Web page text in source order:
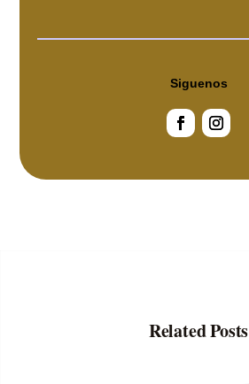
Siguenos
Related Posts